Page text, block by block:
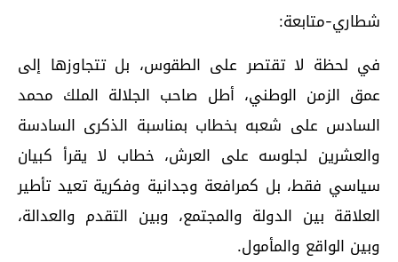
شطاري-متابعة:
في لحظة لا تقتصر على الطقوس، بل تتجاوزها إلى
عمق الزمن الوطني، أطل صاحب الجلالة الملك محمد
السادس على شعبه بخطاب بمناسبة الذكرى السادسة
والعشرين لجلوسه على العرش، خطاب لا يقرأ كبيان
سياسي فقط، بل كمرافعة وجدانية وفكرية تعيد تأطير
العلاقة بين الدولة والمجتمع، وبين التقدم والعدالة،
وبين الواقع والمأمول.